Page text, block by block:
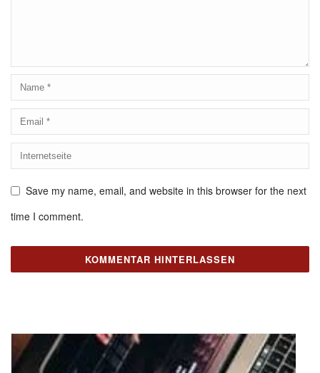
Save my name, email, and website in this browser for the next
time I comment.